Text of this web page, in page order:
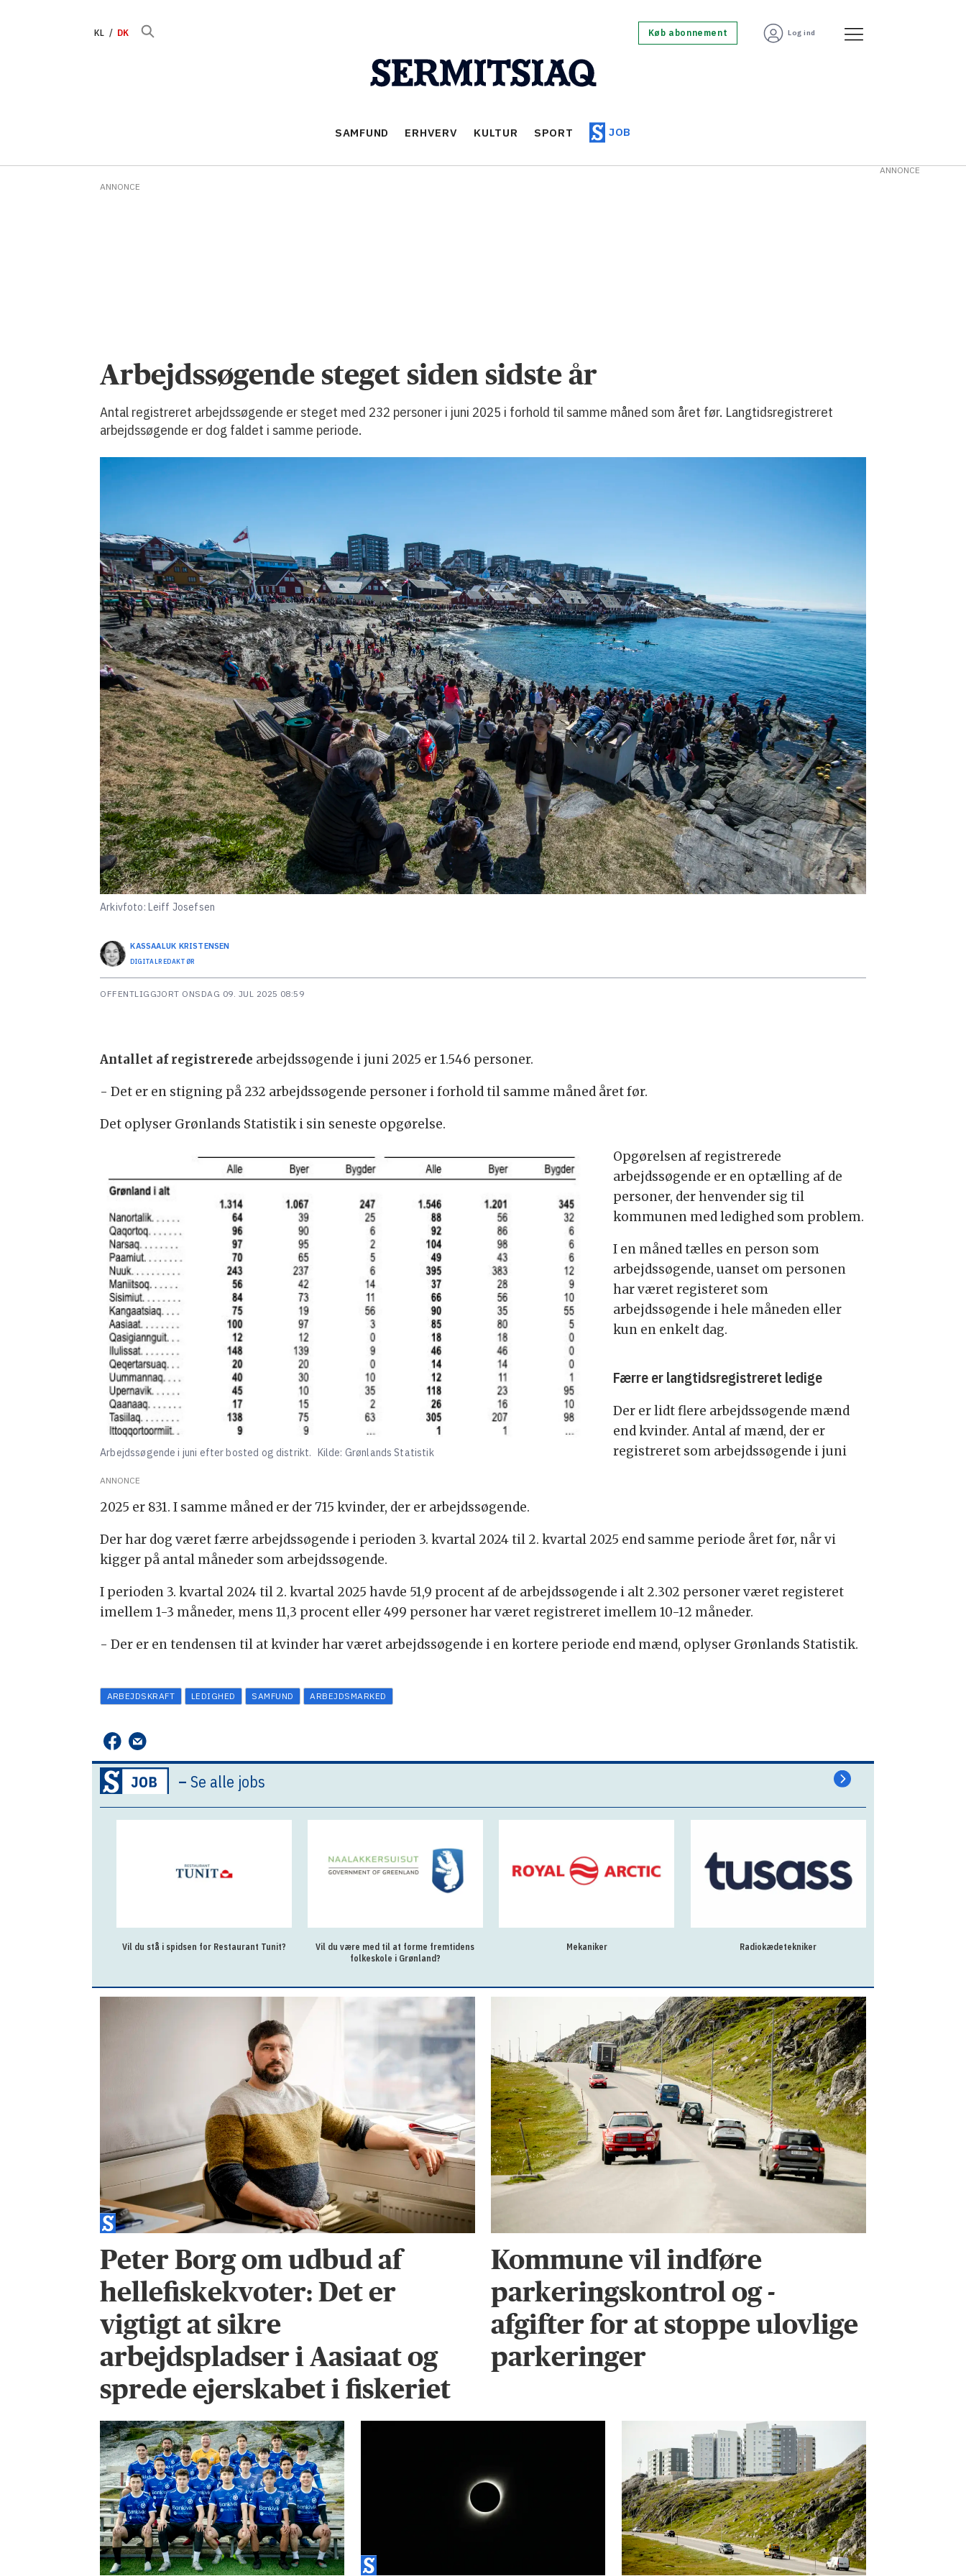
KL DK Køb abonnement Log ind
SAMFUND ERHVERV KULTUR SPORT JOB
ANNONCE
Arbejdssøgende steget siden sidste år
Antal registreret arbejdssøgende er steget med 232 personer i juni 2025 i forhold til samme måned som året før. Langtidsregistreret
arbejdssøgende er dog faldet i samme periode.
Arkivfoto: Leiff Josefsen
KASSAALUK KRISTENSEN
DIGITALREDAKTØR
OFFENTLIGGJORT ONSDAG 09. JUL 2025 08:59
Antallet af registrerede arbejdssøgende i juni 2025 er 1.546 personer.
- Det er en stigning på 232 arbejdssøgende personer i forhold til samme måned året før.
Det oplyser Grønlands Statistik i sin seneste opgørelse.
Arbejdssøgende i juni efter bosted og distrikt. Kilde: Grønlands Statistik
Opgørelsen af registrerede
arbejdssøgende er en optælling af de
personer, der henvender sig til
kommunen med ledighed som problem.
I en måned tælles en person som
arbejdssøgende, uanset om personen
har været registeret som
arbejdssøgende i hele måneden eller
kun en enkelt dag.
ANNONCE
Færre er langtidsregistreret ledige
Der er lidt flere arbejdssøgende mænd
end kvinder. Antal af mænd, der er
registreret som arbejdssøgende i juni
2025 er 831. I samme måned er der 715 kvinder, der er arbejdssøgende.
Der har dog været færre arbejdssøgende i perioden 3. kvartal 2024 til 2. kvartal 2025 end samme periode året før, når vi
kigger på antal måneder som arbejdssøgende.
I perioden 3. kvartal 2024 til 2. kvartal 2025 havde 51,9 procent af de arbejdssøgende i alt 2.302 personer været registeret
imellem 1-3 måneder, mens 11,3 procent eller 499 personer har været registreret imellem 10-12 måneder.
- Der er en tendensen til at kvinder har været arbejdssøgende i en kortere periode end mænd, oplyser Grønlands Statistik.
ARBEJDSKRAFT LEDIGHED SAMFUND ARBEJDSMARKED
– Se alle jobs
Vil du stå i spidsen for Restaurant Tunit?
Vil du være med til at forme fremtidens
folkeskole i Grønland?
Mekaniker Radiokædetekniker
Peter Borg om udbud af
hellefiskekvoter: Det er
vigtigt at sikre
arbejdspladser i Aasiaat og
sprede ejerskabet i fiskeriet
Kommune vil indføre
parkeringskontrol og -
afgifter for at stoppe ulovlige
parkeringer
ANNONCE